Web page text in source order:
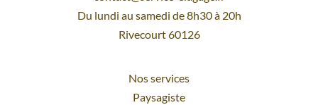
Du lundi au samedi de 8h30 à 20h
Rivecourt 60126
Nos services
Paysagiste